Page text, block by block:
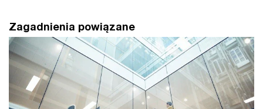
Zagadnienia powiązane